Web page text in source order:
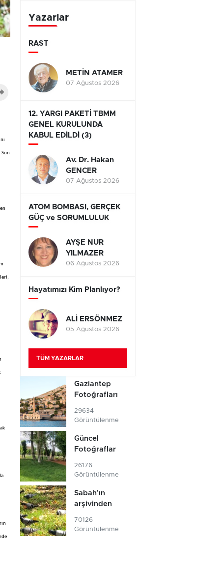
Son
Yazarlar
RAST
METİN ATAMER
07 Ağustos 2026
12. YARGI PAKETİ TBMM
GENEL KURULUNDA
KABUL EDİLDİ (3)
Av. Dr. Hakan
GENCER
07 Ağustos 2026
ATOM BOMBASI, GERÇEK
GÜÇ ve SORUMLULUK
AYŞE NUR
YILMAZER
06 Ağustos 2026
Hayatımızı Kim Planlıyor?
ALİ ERSÖNMEZ
05 Ağustos 2026
TÜM YAZARLAR
Gaziantep
Fotoğrafları
29634
Görüntülenme
Güncel
Fotoğraflar
26176
Görüntülenme
Sabah'ın
arşivinden
70126
Görüntülenme